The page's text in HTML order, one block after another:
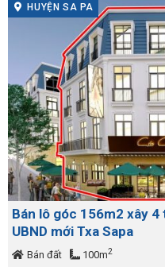
HUYỆN SA PA
Bán lô góc 156m2 xây
UBND mới Txa Sapa
Bán đất 100m2